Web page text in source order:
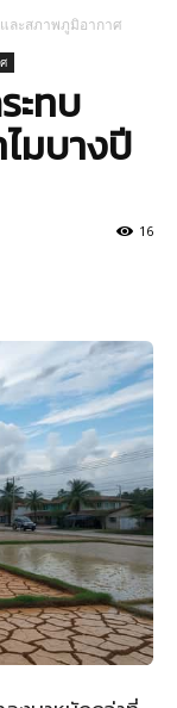
ละสภาพภูมิอากาศ
ะทบ
ไมบางปี
16